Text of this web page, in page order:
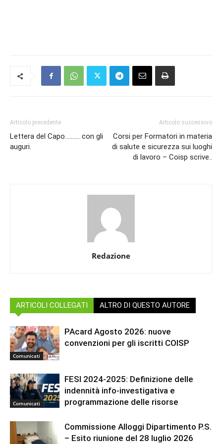
Articolo precedente
Lettera del Capo………. con gli
auguri.
Articolo successivo
Corsi per Formatori in materia
di salute e sicurezza sui luoghi
di lavoro – Coisp scrive..
Redazione
ARTICOLI COLLEGATI ALTRO DI QUESTO AUTORE
Comunicati
PAcard Agosto 2026: nuove
convenzioni per gli iscritti COISP
Comunicati
FESI 2024-2025: Definizione delle
indennità info-investigativa e
programmazione delle risorse
Commissione Alloggi Dipartimento P.S.
– Esito riunione del 28 luglio 2026